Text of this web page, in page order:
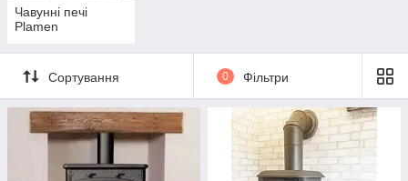
Чавунні печі
Plamen
Сортування 0 Фільтри